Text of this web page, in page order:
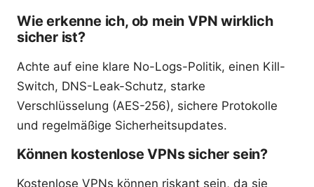
Wie erkenne ich, ob mein VPN wirklich
sicher ist?
Achte auf eine klare No-Logs-Politik, einen Kill-
Switch, DNS-Leak-Schutz, starke
Verschlüsselung (AES-256), sichere Protokolle
und regelmäßige Sicherheitsupdates.
Können kostenlose VPNs sicher sein?
Kostenlose VPNs können riskant sein, da sie